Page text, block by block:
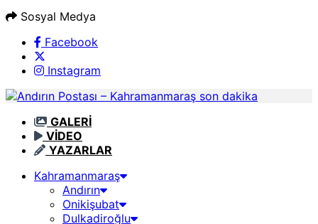
Sosyal Medya
Facebook
Instagram
GALERİ
VİDEO
YAZARLAR
Kahramanmaraş
Andırın
Onikişubat
Dulkadiroğlu